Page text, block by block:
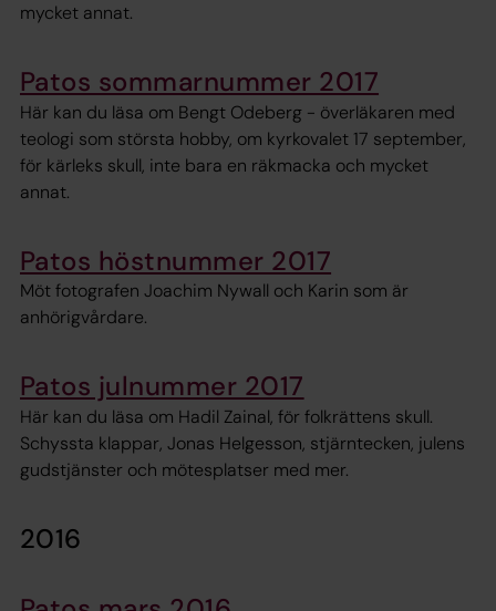
mycket annat.
Patos sommarnummer 2017
Här kan du läsa om Bengt Odeberg - överläkaren med
teologi som största hobby, om kyrkovalet 17 september,
för kärleks skull, inte bara en räkmacka och mycket
annat.
Patos höstnummer 2017
Möt fotografen Joachim Nywall och Karin som är
anhörigvårdare.
Patos julnummer 2017
Här kan du läsa om Hadil Zainal, för folkrättens skull.
Schyssta klappar, Jonas Helgesson, stjärntecken, julens
gudstjänster och mötesplatser med mer.
2016